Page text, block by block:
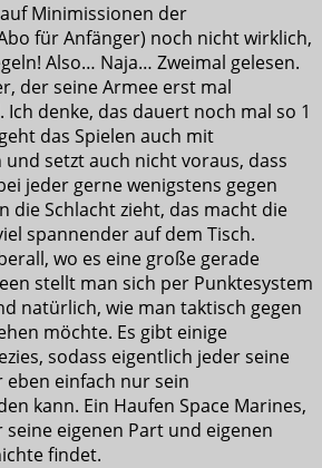
Minimissionen der
für Anfänger) noch nicht wirklich,
Also… Naja… Zweimal gelesen.
der seine Armee erst mal
denke, das dauert noch mal so 1
das Spielen auch mit
setzt auch nicht voraus, dass
jeder gerne wenigstens gegen
die Schlacht zieht, das macht die
spannender auf dem Tisch.
wo es eine große gerade
stellt man sich per Punktesystem
natürlich, wie man taktisch gegen
möchte. Es gibt einige
sodass eigentlich jeder seine
eben einfach nur sein
kann. Ein Haufen Space Marines,
eigenen Part und eigenen
findet.